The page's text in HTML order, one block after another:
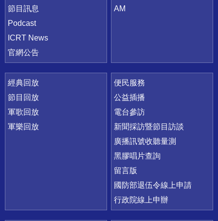
節目訊息
Podcast
ICRT News
官網公告
AM
經典回放
節目回放
軍歌回放
軍樂回放
便民服務
公益插播
電台參訪
新聞採訪暨節目訪談
廣播訊號收聽量測
黑膠唱片查詢
留言版
國防部退伍令線上申請
行政院線上申辦